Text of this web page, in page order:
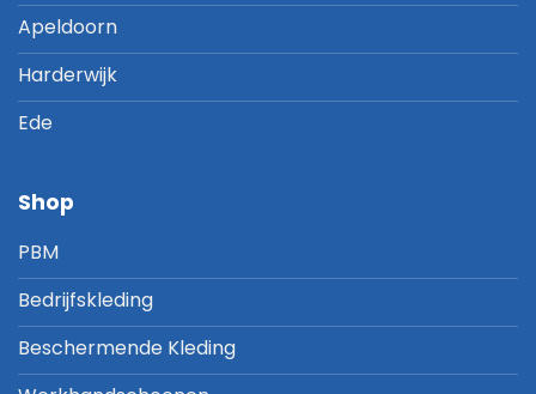
Apeldoorn
Harderwijk
Ede
Shop
PBM
Bedrijfskleding
Beschermende Kleding